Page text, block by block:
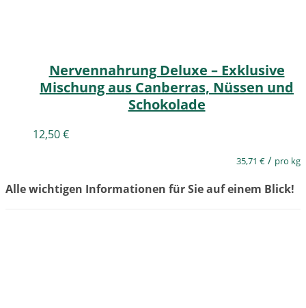
Nervennahrung Deluxe – Exklusive
Mischung aus Canberras, Nüssen und
Schokolade
12,50€
35,71 € / pro kg
Alle wichtigen Informationen für Sie auf einem Blick!